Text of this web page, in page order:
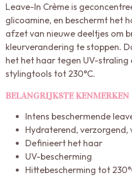
Leave-In Crème is
glicoamine, en beschermt het
afzet van nieuwe deeltjes om
kleurverandering te stoppen.
het het haar tegen UV-straling
stylingtools tot 230°C.
BELANGRIJKSTE KENMERKEN
Intens beschermende
Hydraterend, verzorgend,
Definieert het haar
UV-bescherming
Hittebescherming tot